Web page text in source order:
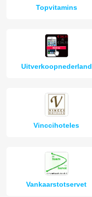
Topvitamins
Uitverkoopnederland
Vinccihoteles
Vankaarstotservet